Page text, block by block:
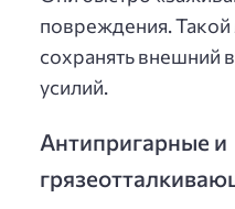
повреждения. Такой
сохранять внешний
усилий.
Антипригарные и